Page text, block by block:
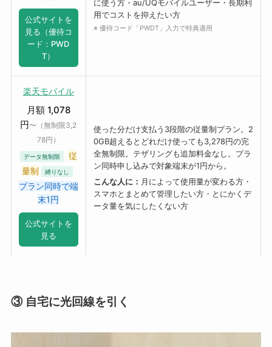
公式サイトを
見る（優待コ
ード：PWD
T）
に使う方・au/UQモバイルユーザー・長期利
用でコストを抑えたい方
※ 優待コード「PWDT」入力で特典適用
楽天モバイル
月額 1,078
円〜（無制限3,2
78円）
データ無制限
従
量制
縛りなし
プラン同時で端
末1円
公式サイトを
見る
使った分だけ支払う3段階の従量制プラン。2
0GB超えるとどれだけ使っても3,278円の完
全無制限。テザリングも追加料金なし。プラ
ン同時申し込みで対象端末が1円から。
こんな人に： 月によって使用量が変わる方・
スマホとまとめて管理したい方・とにかくデ
ータ量を気にしたくない方
③ 自宅に光回線を引く